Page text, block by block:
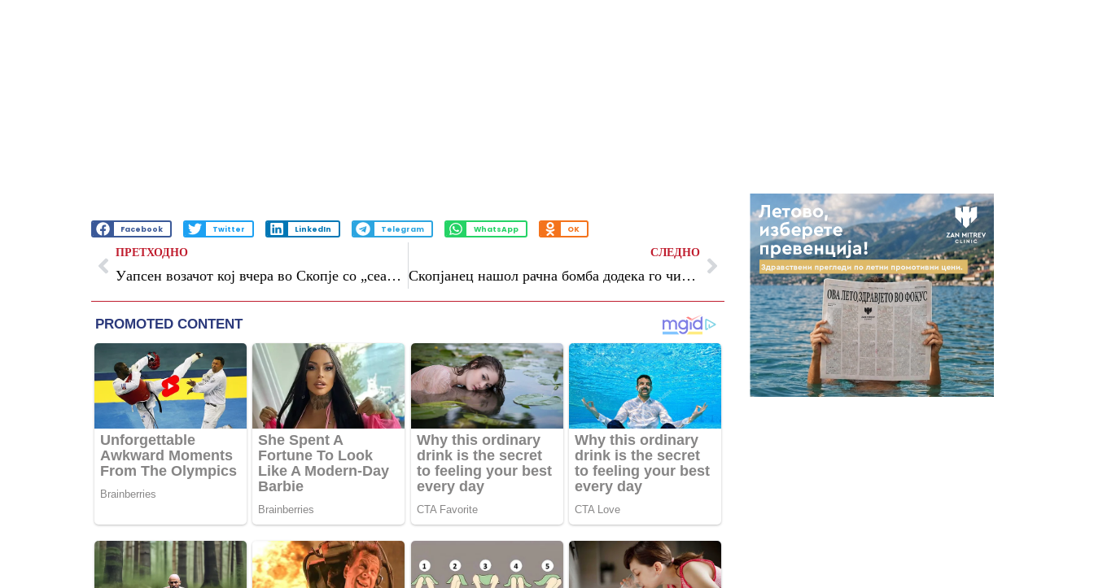
Facebook Twitter LinkedIn Telegram WhatsApp OK
ПРЕТХОДНО
Уапсен возачот кој вчера во Скопје со „сеат“ удри во 13-годишен велосипедист
СЛЕДНО
Скопјанец нашол рачна бомба додека го чистел дворот